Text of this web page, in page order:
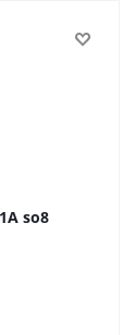
AP9930GM 2n+2pМОП 30В/5,5А/-4,1А so8